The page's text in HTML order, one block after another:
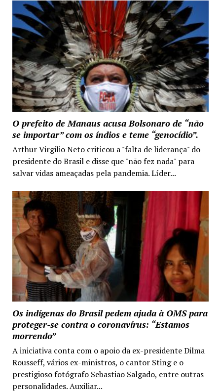
O prefeito de Manaus acusa Bolsonaro de “não
se importar” com os índios e teme “genocídio”.
Arthur Virgilio Neto criticou a "falta de liderança" do
presidente do Brasil e disse que "não fez nada" para
salvar vidas ameaçadas pela pandemia. Líder...
Os indígenas do Brasil pedem ajuda à OMS para
proteger-se contra o coronavírus: “Estamos
morrendo”
A iniciativa conta com o apoio da ex-presidente Dilma
Rousseff, vários ex-ministros, o cantor Sting e o
prestigioso fotógrafo Sebastião Salgado, entre outras
personalidades. Auxiliar...